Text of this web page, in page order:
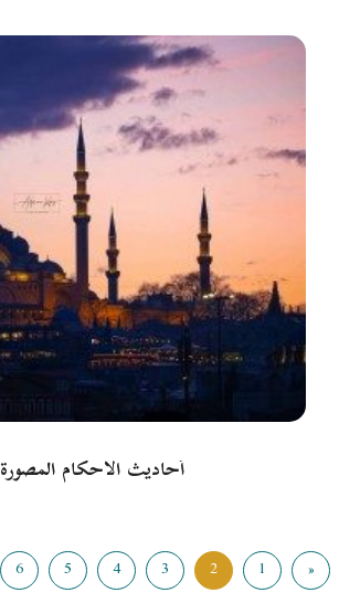
أحاديث الأحكام المصورة
«
1
2
3
4
5
6